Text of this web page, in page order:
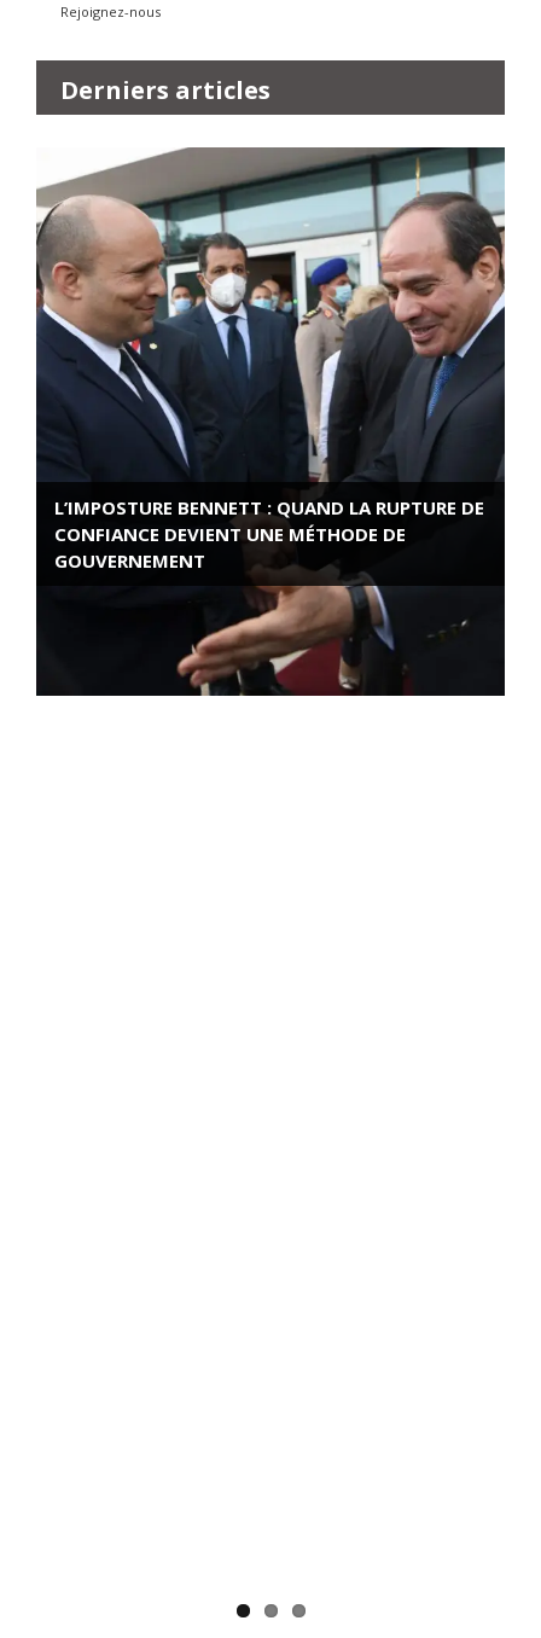
Rejoignez-nous
Derniers articles
L’IMPOSTURE BENNETT : QUAND LA RUPTURE DE
CONFIANCE DEVIENT UNE MÉTHODE DE
GOUVERNEMENT
ROSE VALLAND, HEROÏNE DE LA RESISTANCE